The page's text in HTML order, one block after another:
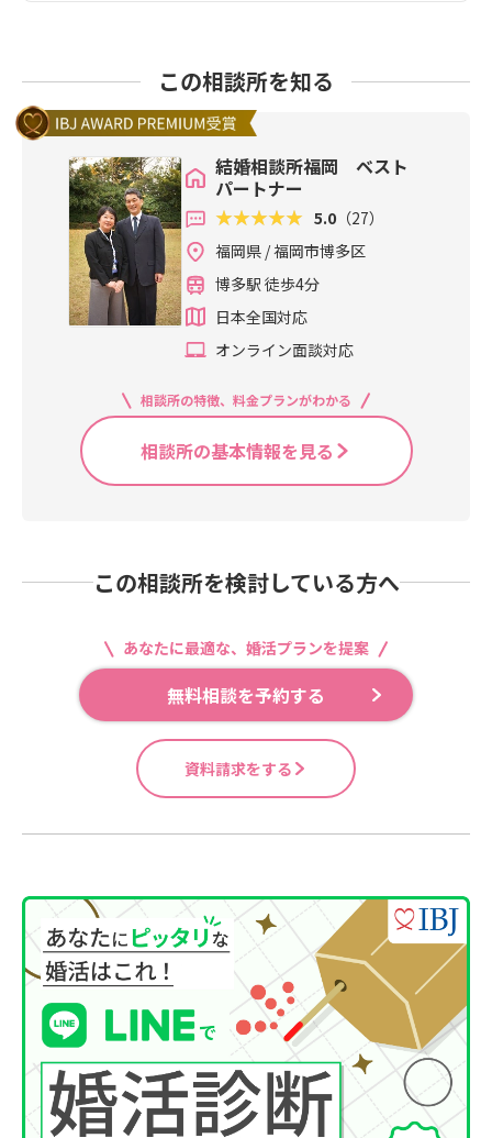
この相談所を知る
結婚相談所福岡 ベスト
パートナー
5.0 （27）
福岡県 / 福岡市博多区
博多駅 徒歩4分
日本全国対応
オンライン面談対応
相談所の特徴、料金プランがわかる
相談所の基本情報を見る
この相談所を検討している方へ
あなたに最適な、婚活プランを提案
無料相談を予約する
資料請求をする